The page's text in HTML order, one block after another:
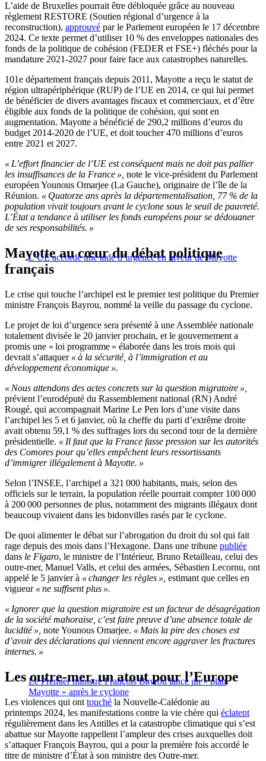
L’aide de Bruxelles pourrait être débloquée grâce au nouveau
règlement RESTORE (Soutien régional d’urgence à la
reconstruction), approuvé par le Parlement européen le 17 décembre
2024. Ce texte permet d’utiliser 10 % des enveloppes nationales des
fonds de la politique de cohésion (FEDER et FSE+) fléchés pour la
mandature 2021-2027 pour faire face aux catastrophes naturelles.
101e département français depuis 2011, Mayotte a reçu le statut de
région ultrapériphérique (RUP) de l’UE en 2014, ce qui lui permet
de bénéficier de divers avantages fiscaux et commerciaux, et d’être
éligible aux fonds de la politique de cohésion, qui sont en
augmentation. Mayotte a bénéficié de 290,2 millions d’euros du
budget 2014-2020 de l’UE, et doit toucher 470 millions d’euros
entre 2021 et 2027.
« L’effort financier de l’UE est conséquent mais ne doit pas pallier
les insuffisances de la France », note le vice-président du Parlement
européen Younous Omarjee (La Gauche), originaire de l’île de la
Réunion. « Quatorze ans après la départementalisation, 77 % de la
population vivait toujours avant le cyclone sous le seuil de pauvreté.
L’État a tendance à utiliser les fonds européens pour se dédouaner
de ses responsabilités. »
L’UE accorde une aide d’urgence en faveur de Mayotte
Mayotte au cœur du débat politique
français
Le crise qui touche l’archipel est le premier test politique du Premier
ministre François Bayrou, nommé la veille du passage du cyclone.
Le projet de loi d’urgence sera présenté à une Assemblée nationale
totalement divisée le 20 janvier prochain, et le gouvernement a
promis une « loi programme » élaborée dans les trois mois qui
devrait s’attaquer « à la sécurité, à l’immigration et au
développement économique ».
« Nous attendons des actes concrets sur la question migratoire »,
prévient l’eurodéputé du Rassemblement national (RN) André
Rougé, qui accompagnait Marine Le Pen lors d’une visite dans
l’archipel les 5 et 6 janvier, où la cheffe du parti d’extrême droite
avait obtenu 59,1 % des suffrages lors du second tour de la dernière
présidentielle. « Il faut que la France fasse pression sur les autorités
des Comores pour qu’elles empêchent leurs ressortissants
d’immigrer illégalement à Mayotte. »
Selon l’INSEE, l’archipel a 321 000 habitants, mais, selon des
officiels sur le terrain, la population réelle pourrait compter 100 000
à 200 000 personnes de plus, notamment des migrants illégaux dont
beaucoup vivaient dans les bidonvilles rasés par le cyclone.
De quoi alimenter le débat sur l’abrogation du droit du sol qui fait
rage depuis des mois dans l’Hexagone. Dans une tribune publiée
dans le Figaro, le ministre de l’Intérieur, Bruno Retailleau, celui des
outre-mer, Manuel Valls, et celui des armées, Sébastien Lecornu, ont
appelé le 5 janvier à « changer les règles », estimant que celles en
vigueur « ne suffisent plus ».
« Ignorer que la question migratoire est un facteur de désagrégation
de la société mahoraise, c’est faire preuve d’une absence totale de
lucidité », note Younous Omarjee. « Mais la pire des choses est
d’avoir des déclarations qui viennent encore aggraver les fractures
internes. »
Le Premier ministre François Bayrou lance un « plan
Mayotte » après le cyclone
Les outre-mer, un atout pour l’Europe
Les violences qui ont touché la Nouvelle-Calédonie au
printemps 2024, les manifestations contre la vie chère qui éclatent
régulièrement dans les Antilles et la catastrophe climatique qui s’est
abattue sur Mayotte rappellent l’ampleur des crises auxquelles doit
s’attaquer François Bayrou, qui a pour la première fois accordé le
titre de ministre d’État à son ministre des Outre-mer.